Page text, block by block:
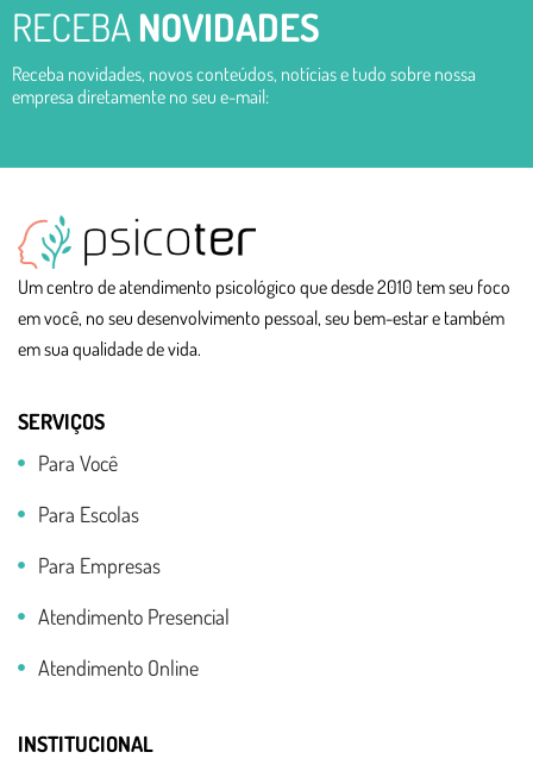
RECEBANOVIDADES
Receba novidades, novos conteúdos, notícias e tudo sobre nossa
empresa diretamente no seu e-mail:
Um centro de atendimento psicológico que desde 2010 tem seu foco
em você, no seu desenvolvimento pessoal, seu bem-estar e também
em sua qualidade de vida.
SERVIÇOS
Para Você
Para Escolas
Para Empresas
Atendimento Presencial
Atendimento Online
INSTITUCIONAL